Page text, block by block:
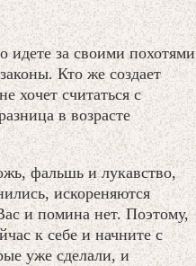
идете за своими похотями
Кто же создает
хочет считаться с
в возрасте
фальшь и лукавство,
искореняются
и помина нет. Поэтому,
к себе и начните с
уже сделали, и